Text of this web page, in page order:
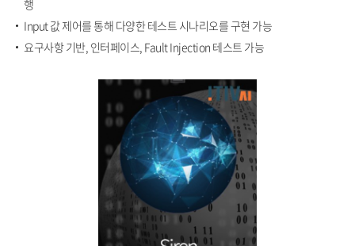
행​
Input 값 제어를 통해 다양한 테스트 시나리오를 구현 가능​
요구사항 기반, 인터페이스, Fault Injection 테스트 가능